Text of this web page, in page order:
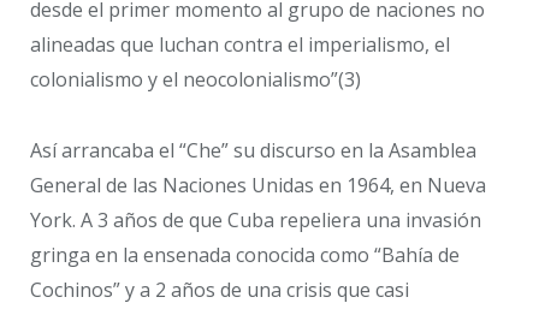
desde el primer momento al grupo de naciones no
alineadas que luchan contra el imperialismo, el
colonialismo y el neocolonialismo”(3)
Así arrancaba el “Che” su discurso en la Asamblea
General de las Naciones Unidas en 1964, en Nueva
York. A 3 años de que Cuba repeliera una invasión
gringa en la ensenada conocida como “Bahía de
Cochinos” y a 2 años de una crisis que casi